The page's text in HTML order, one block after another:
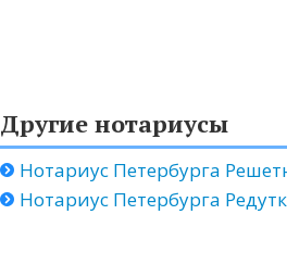
Другие нотариусы
Нотариус Петербурга
Нотариус Петербурга